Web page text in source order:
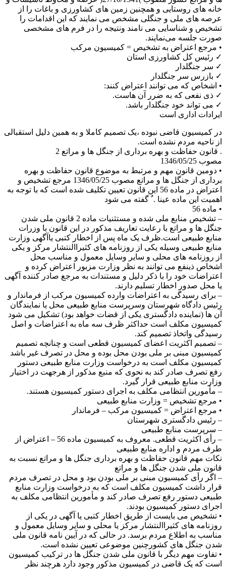
خانه های روستایی و همچنین زمین های کشاورزی و باغات را از
عرصه های ملی و جنگلی مشخص می نمایند که این اقدامات را
تشخیص و شناسایی می نامند ونتیجه را در فرم های مشخصی
صورت جلسه می‌نمایند.
• مرجع اعتراض به تشخیص = کمیسیون مرکب
✓ رئیس کل کشاورزی استان
✓ سر جنگلدار
✓ بازرس سر جنگلدار
• اشخاص که می توانند اعتراض کنند:
✓ ذی نفعی که به ضرر آن هاست.
✓ می تواند خود جنگلدار باشد.
ایرادات اداری است
در کمیسیون قاضی نبوده ،یک تصمیم کاملا و به همین دلیل استقبالی
از ناحیه مردم نشده است.
. قانون حفاظت و بهره برداری از جنگل ها و مراتع 2
مصوب 1346/05/25
• دومین قانون مهم و مرتبط به موضوع قانون حفاظت و بهره
برداری از جنگل ها و مراتع مصوب 1346/05/25 مرجع تشخیص و
اعتراض در ماده 56 این قانون تعیین تکلیف شده است که با توجه به
اهمیت این ماده عینا . ٌ گفته می شود
• ماده 56
– تشخیص منابع ملی شده و مستثنیات ماده 2 قانون ملی شدن
جنگل ها و مراتع با رعایت تعاریف مذکور در این قانون با وزرات
منابع طبیعی است.ظرف یک ماه پس از اخطار کتبی یاآگهی وزارت
منابع طبیعی وسیله یکی از روزنامه های کثیراالنتشار مرکز و یکی
از روزنامه های محلی و سایر وسایل معمول و مناسب محل
اشخاص ذینفع می توانند به نظر وزارت مزبور اعتراض کرده و
اعتراضات خود را با ذکر دلیل و مستندات به مرجع صادر کننده آگهی
یا محل صدور اخطار تسلیم دارند.
– برای رسیدگی به اعتراضات وارده کمیسیون مرکب از فرماندار و
رئیس دادگاه شهرستان وسرپرست منابع طبیعی محل یا نمایندگان
آن ها (نماینده دادگستری یکی از قضات خواهد بود) تشکیل می شود
کمیسیون مکلف است حداکثر ظرف سه ماه به اعتراضات و اصل
رسیدگی واتخاذ تصمیم کند.
– تصمیم اکثریت اعضای کمیسیون قطعی است و چنانچه تصمیم
کمیسیون مبنی بر ملی بودن محل بوده و محل در تصرف غیر باشد
کمیسیون مکلف است به درخواست وزارت منابع طبیعی دستور
رفع تصرف صادر کند به نحوی که منبع مذکور از هرجهت در اختیار
وزارت منابع طبیعی قرار گیرد.
– مأمورین انتظامی مکلف به اجرای دستور کمیسیون هستند.
• مرجع تشخیص = وزارت منابع طبیعی
• مرجع اعتراض = کمیسیون مرکب – فرماندار
– رئیس دادگستری شهرستان
– سرپرست منابع طبیعی
– رأی اکثریت قطعی. معروف به کمیسیون ماده 56 – اعتراض از
طرف مردم و اداره منابع طبیعی
نکات مهم قانون حفاظت و بهره برداری جنگل ها و مراتع نسبت به
قانون ملی شدن جنگل ها و مراتع
– اگر رأی کمیسیون مبنی بر ملی بودن بود و محل در تصرف مردم
قرار داشت کمیسیون مکلف است که به درخواست وزارت منابع
طبیعی دستور رفع تصرف صادر کند و مأمورین انتظامی مکلف به
اجرای دستور کمیسیون بودند.
• تشخیص می بایست از طریق اخطار کتبی یا آگهی در یکی از
روزنامه های کثیراالنتشار مرکز یا محلی و سایر وسایل معمول و
مناسب به اطلاع مردم برسد. در حالی که در آیین نامه قانون ملی
شدن جنگل های کشورچنین موضوعی تعیین نشده است.
• تفاوت مهم دیگر با قانون ملی شدن جنگل ها در ترکیب کمیسیون
است که یک قاضی در کمیسیون مذکور وجود دارد هرچند نظر